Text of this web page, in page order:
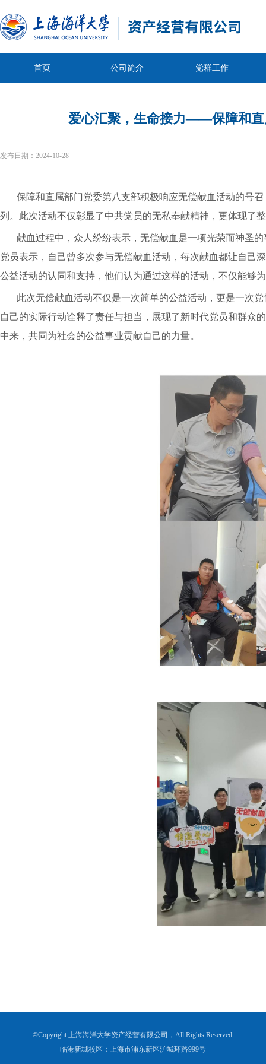
首页 公司简介 党群工作
爱心汇聚，生命接力——保障和直
发布日期： 2024-10-28
保障和直属部门党委第八支部积极响应无偿献血活动的号
列。此次活动不仅彰显了中共党员的无私奉献精神，更体现了
献血过程中， 众人 纷纷表示，无偿献血是一项光荣而神圣
党员表示，自己曾多次参与无偿献血活动，每次献血都让自己
公益活动的认同和支持，他们认为通过这样的活动，不仅能够
此次无偿献血活动不仅是一次简单的公益活动，更是一次
自己的实际行动诠释了责任与担当，展现了新时代党员和群众
中来，共同为社会的公益事业贡献自己的力量。
©Copyright 上海海洋大学资产经营有限公司，All Rights Reserved.
临港新城校区：上海市浦东新区沪城环路999号